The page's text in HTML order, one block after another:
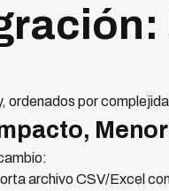
por
archivo CSV/Excel